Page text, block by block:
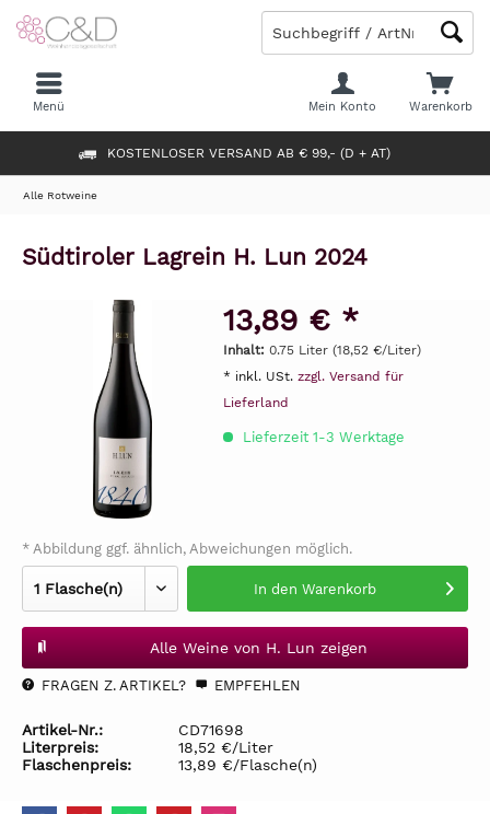
KOSTENLOSER VERSAND AB € 99,- (D + AT)
Warenkorb
Mein Konto
Menü
Alle Rotweine
Südtiroler Lagrein H. Lun 2024
13,89 € *
Inhalt: 0.75 Liter (18,52 €/Liter)
* inkl. USt. zzgl. Versand für
Lieferland
Lieferzeit 1-3 Werktage
* Abbildung ggf. ähnlich, Abweichungen möglich.
In den Warenkorb
Alle Weine von H. Lun zeigen
FRAGEN Z. ARTIKEL? EMPFEHLEN
Artikel-Nr.:
CD71698
Literpreis:
18,52 €/Liter
Flaschenpreis:
13,89 €/Flasche(n)